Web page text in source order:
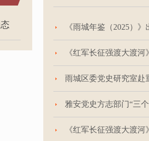
《雨城年鉴（2025）
《红军长征强渡大渡
雨城区委党史研究室赴
雅安党史方志部门“三
《红军长征强渡大渡